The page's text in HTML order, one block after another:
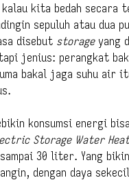
kita bedah secara
sepuluh atau dua
disebut storageyang
jenius: perangkat
bakal jaga suhu air
konsumsi energi
Storage Water
30 liter. Yang
dengan daya